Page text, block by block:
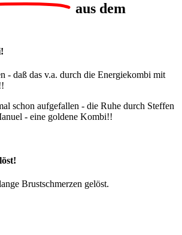
aus dem
- daß das v.a. durch die Energiekombi mit
schon aufgefallen - die Ruhe durch Steffen
- eine goldene Kombi!!
Brustschmerzen gelöst.